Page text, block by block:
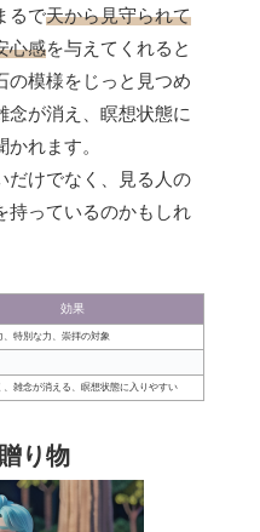
るで天から見守られて
心感を与えてくれると
の模様をじっと見つめ
念が消え、瞑想状態に
れます。
だけでなく、見る人の
持っているのかもしれ
効果
、特別な力、崇拝の対象
、雑念が消える、瞑想状態に入りやすい
り物